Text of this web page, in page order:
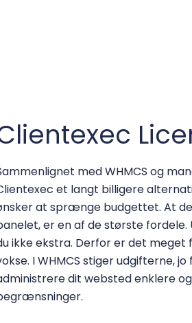
med WHMCS og
et langt billigere
at sprænge budgettet. At
er en af de største
ikke ekstra. Derfor er det
I WHMCS stiger udgifterne,
dit websted enklere